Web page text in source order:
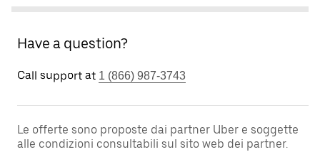
Have a question?
Call support at 1 (866) 987-3743
Le offerte sono proposte dai partner Uber e soggette
alle condizioni consultabili sul sito web dei partner.